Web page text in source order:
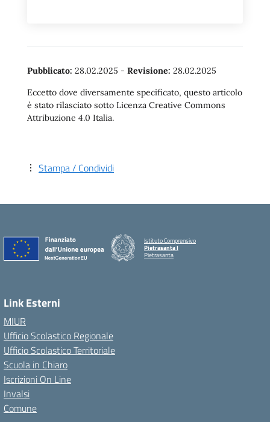
Pubblicato: 28.02.2025 - Revisione: 28.02.2025
Eccetto dove diversamente specificato, questo articolo
è stato rilasciato sotto Licenza Creative Commons
Attribuzione 4.0 Italia.
Stampa / Condividi
Istituto Comprensivo
Pietrasanta I
Pietrasanta
Link Esterni
MIUR
Ufficio Scolastico Regionale
Ufficio Scolastico Territoriale
Scuola in Chiaro
Iscrizioni On Line
Invalsi
Comune